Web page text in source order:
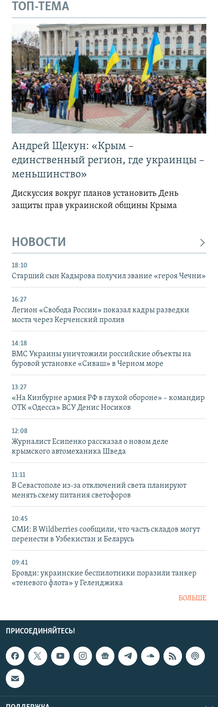
ТОП-ТЕМА
Андрей Щекун: «Крым –
единственный регион, где украинцы –
меньшинство»
Дискуссия вокруг планов установить День
защиты прав украинской общины Крыма
НОВОСТИ
18:10
Старший сын Кадырова получил звание «героя Чечни»
16:27
Легион «Свобода России» показал кадры разведки
моста через Керченский пролив
14:18
ВМС Украины уничтожили российские объекты на
буровой установке «Сиваш» в Черном море
13:27
«На Кинбурне армия РФ в глухой обороне» – командир
ОТК «Одесса» ВСУ Денис Носиков
12:08
Журналист Есипенко рассказал о новом деле
крымского автомеханика Шведа
11:11
В Севастополе из-за отключений света планируют
менять схему питания светофоров
10:45
СМИ: В Wildberries сообщили, что часть складов могут
перенести в Узбекистан и Беларусь
09:41
Бровди: украинские беспилотники поразили танкер
«теневого флота» у Геленджика
БОЛЬШЕ
ПРИСОЕДИНЯЙТЕСЬ!